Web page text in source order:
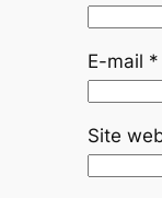
E-mail *
Site